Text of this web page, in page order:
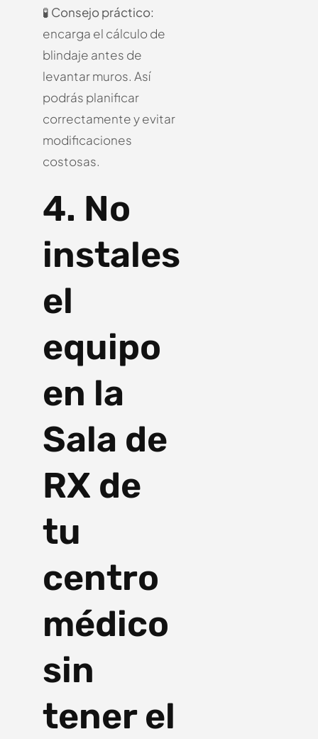
🧪 Consejo práctico:
encarga el cálculo de
blindaje antes de
levantar muros. Así
podrás planificar
correctamente y evitar
modificaciones
costosas.
4. No
instales
el
equipo
en la
Sala de
RX de
tu
centro
médico
sin
tener el